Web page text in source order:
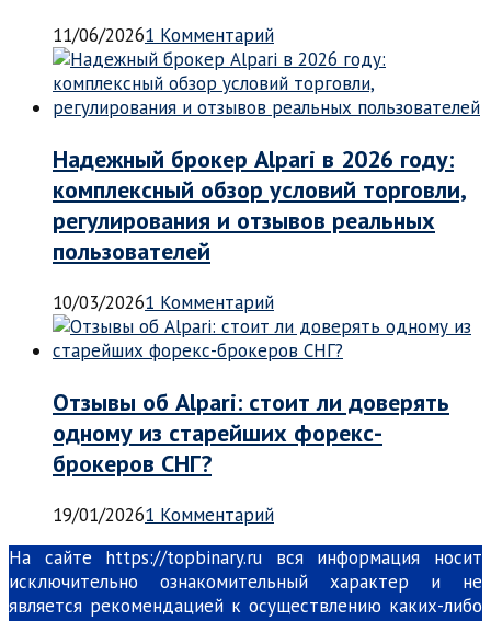
11/06/20261 Комментарий
Надежный брокер Alpari в 2026 году:
комплексный обзор условий торговли,
регулирования и отзывов реальных
пользователей
10/03/20261 Комментарий
Отзывы об Alpari: стоит ли доверять
одному из старейших форекс-
брокеров СНГ?
19/01/20261 Комментарий
На сайте https://topbinary.ru вся информация носит
исключительно ознакомительный характер и не
является рекомендацией к осуществлению каких-либо